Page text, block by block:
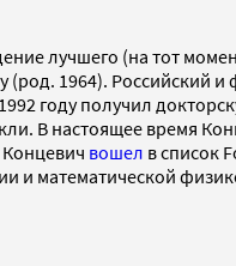
лучшего (на тот
1964). Российский и
году получил
В настоящее время
вошел в список
и математической